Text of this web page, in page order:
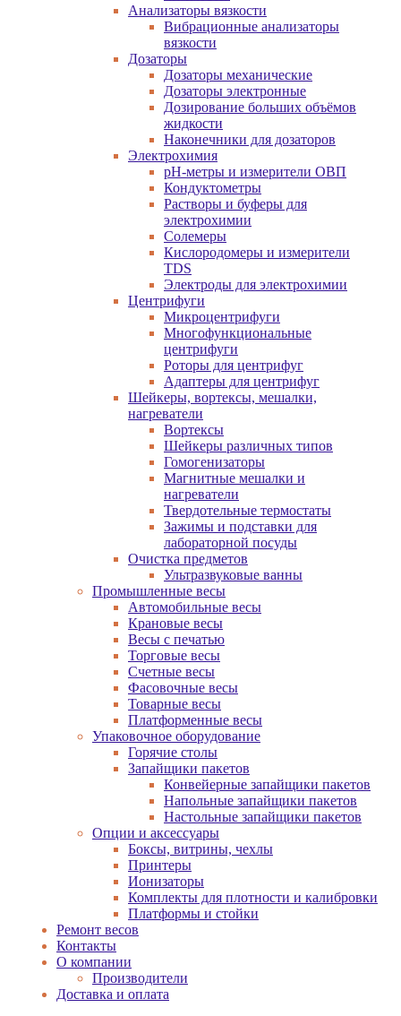
Анализаторы вязкости
Вибрационные анализаторы
вязкости
Дозаторы
Дозаторы механические
Дозаторы электронные
Дозирование больших объёмов
жидкости
Наконечники для дозаторов
Электрохимия
pH-метры и измерители ОВП
Кондуктометры
Растворы и буферы для
электрохимии
Солемеры
Кислородомеры и измерители
TDS
Электроды для электрохимии
Центрифуги
Микроцентрифуги
Многофункциональные
центрифуги
Роторы для центрифуг
Адаптеры для центрифуг
Шейкеры, вортексы, мешалки,
нагреватели
Вортексы
Шейкеры различных типов
Гомогенизаторы
Магнитные мешалки и
нагреватели
Твердотельные термостаты
Зажимы и подставки для
лабораторной посуды
Очистка предметов
Ультразвуковые ванны
Промышленные весы
Автомобильные весы
Крановые весы
Весы с печатью
Торговые весы
Счетные весы
Фасовочные весы
Товарные весы
Платформенные весы
Упаковочное оборудование
Горячие столы
Запайщики пакетов
Конвейерные запайщики пакетов
Напольные запайщики пакетов
Настольные запайщики пакетов
Опции и аксессуары
Боксы, витрины, чехлы
Принтеры
Ионизаторы
Комплекты для плотности и калибровки
Платформы и стойки
Ремонт весов
Контакты
О компании
Производители
Доставка и оплата